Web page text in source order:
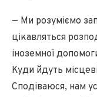
— Ми розуміємо
цікавляться
іноземної
Куди йдуть
Сподіваюся, нам